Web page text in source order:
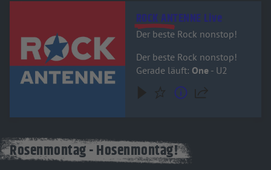
ROCK ANTENNE Live
Der beste Rock nonstop!
Der beste Rock nonstop!
Gerade läuft: One - U2
Rosenmontag - Hosenmontag!